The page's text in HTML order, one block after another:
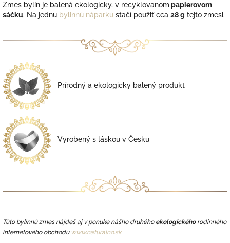
Zmes bylín je balená ekologicky, v recyklovanom papierovom
sáčku. Na jednu bylinnú náparku stačí použiť cca 28 g tejto zmesi.
Prírodný a ekologicky balený produkt
Vyrobený s láskou v Česku
Túto bylinnú zmes nájdeš aj v ponuke nášho druhého ekologickéhorodinného
internetového obchodu www.naturalno.sk.